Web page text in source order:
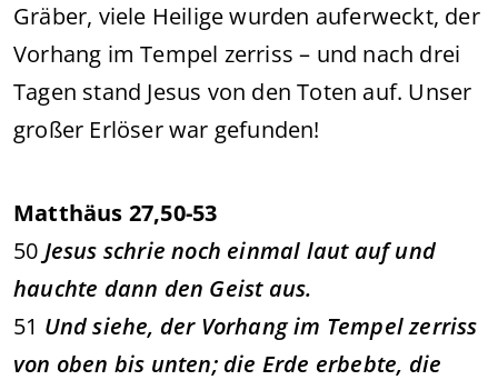
Gräber, viele Heilige wurden auferweckt, der
Vorhang im Tempel zerriss – und nach drei
Tagen stand Jesus von den Toten auf. Unser
großer Erlöser war gefunden!
Matthäus 27,50-53
50 Jesus schrie noch einmal laut auf und
hauchte dann den Geist aus.
51 Und siehe, der Vorhang im Tempel zerriss
von oben bis unten; die Erde erbebte, die